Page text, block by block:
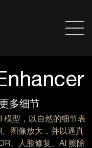
多细节
模型，以自然的细节表
图像放大，并以逼真
、人脸修复、AI 擦除